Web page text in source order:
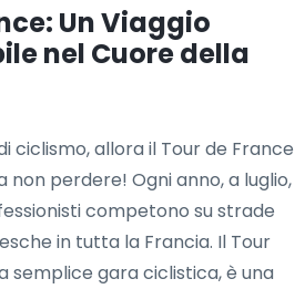
Un Viaggio
nel Cuore della
ciclismo, allora il Tour de France
perdere! Ogni anno, a luglio,
competono su strade
in tutta la Francia. Il Tour
semplice gara ciclistica, è una